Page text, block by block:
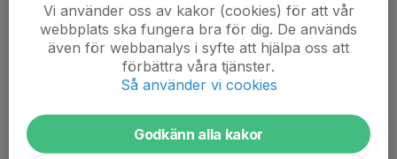
Vi använder oss av kakor (cookies) för att vår
webbplats ska fungera bra för dig. De används
även för webbanalys i syfte att hjälpa oss att
förbättra våra tjänster.
Så använder vi cookies
Godkänn alla kakor